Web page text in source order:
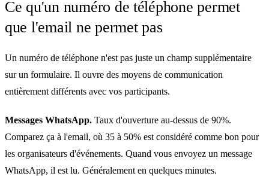
Ce qu'un numéro de téléphone permet
que l'email ne permet pas
Un numéro de téléphone n'est pas juste un champ supplémentaire
sur un formulaire. Il ouvre des moyens de communication
entièrement différents avec vos participants.
Messages WhatsApp. Taux d'ouverture au-dessus de 90%.
Comparez ça à l'email, où 35 à 50% est considéré comme bon pour
les organisateurs d'événements. Quand vous envoyez un message
WhatsApp, il est lu. Généralement en quelques minutes.